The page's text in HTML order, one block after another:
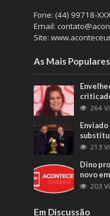
Fone: (44) 99718-
Email:
Site:
As Mais Populares
264
Enviado
213
Dino
novo
203
Em Discussão